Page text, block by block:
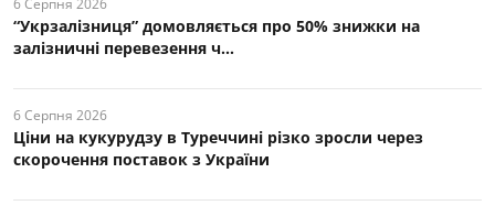
6 Серпня 2026
“Укрзалізниця” домовляється про 50% знижки на
залізничні перевезення ч...
6 Серпня 2026
Ціни на кукурудзу в Туреччині різко зросли через
скорочення поставок з України